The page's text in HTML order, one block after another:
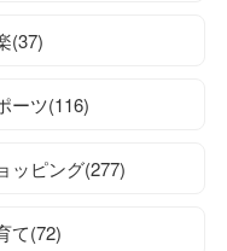
(37)
ーツ(116)
ッピング(277)
て(72)